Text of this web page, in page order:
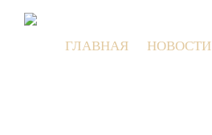
ГЛАВНАЯ НОВОСТИ